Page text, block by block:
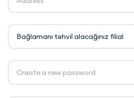
Bağlamanı təhvil alacağınız filial